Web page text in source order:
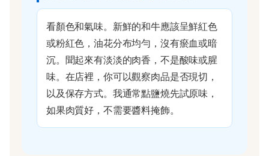
看顏色和氣味。新鮮的和牛應該呈鮮紅色
或粉紅色，油花分布均勻，沒有瘀血或暗
沉。聞起來有淡淡的肉香，不是酸味或腥
味。在店裡，你可以觀察肉品是否現切，
以及保存方式。我通常點鹽燒先試原味，
如果肉質好，不需要醬料掩飾。